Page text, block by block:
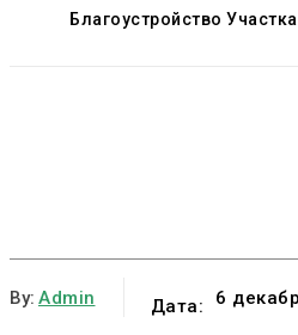
Благоустройство Участка
By: Admin Дата: 6